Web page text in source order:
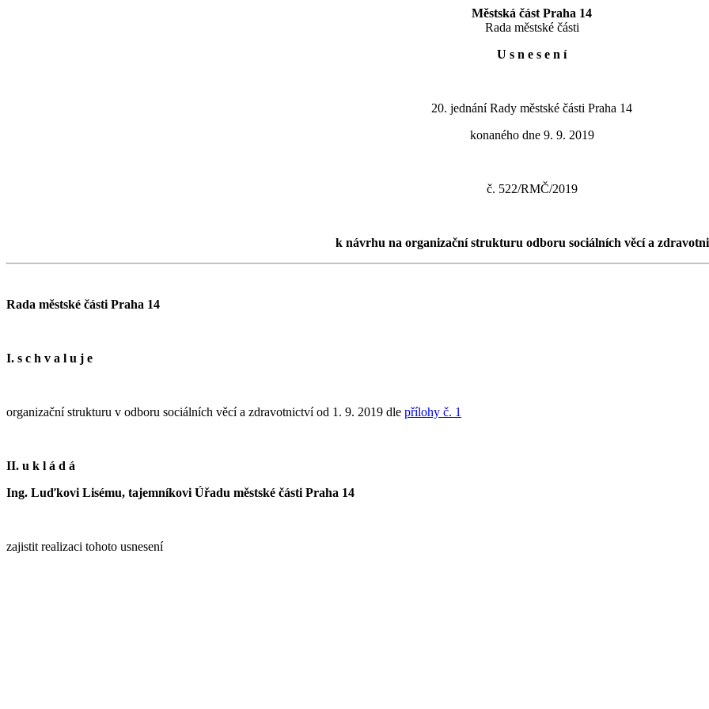
Městská část Praha 14
Rada městské části
U s n e s e n í
20. jednání Rady městské části Praha 14
konaného dne 9. 9. 2019
č. 522/RMČ/2019
k návrhu na organizační strukturu odboru sociálních věcí a
Rada městské části Praha 14
I. s c h v a l u j e
organizační strukturu v odboru sociálních věcí a zdravotnictví od 1. 9. 2019 dle přílohy č. 1
II. u k l á d á
Ing. Luďkovi Lisému, tajemníkovi Úřadu městské části Praha 14
zajistit realizaci tohoto usnesení